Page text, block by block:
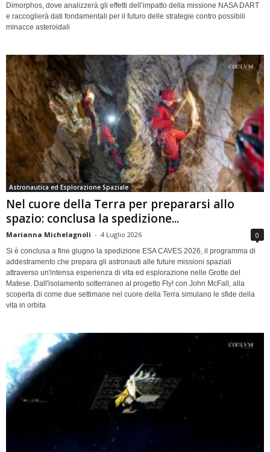
Dimorphos, dove analizzerà gli effetti dell’impatto della missione NASA DART
e raccoglierà dati fondamentali per il futuro delle strategie contro possibili
minacce asteroidali
Astronautica ed Esplorazione Spaziale
Nel cuore della Terra per prepararsi allo
spazio: conclusa la spedizione...
Marianna Michelagnoli - 4 Luglio 2026 0
Si è conclusa a fine giugno la spedizione ESA CAVES 2026, il programma di
addestramento che prepara gli astronauti alle future missioni spaziali
attraverso un'intensa esperienza di vita ed esplorazione nelle Grotte del
Matese. Dall'isolamento sotterraneo al progetto Fly! con John McFall, alla
scoperta di come due settimane nel cuore della Terra simulano le sfide della
vita in orbita